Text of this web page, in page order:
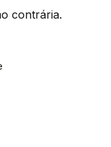
contrária.